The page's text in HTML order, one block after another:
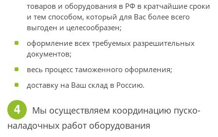
товаров и оборудования в РФ в кратчайшие сроки
и тем способом, который для Вас более всего
выгоден и целесообразен;
оформление всех требуемых разрешительных
документов;
весь процесс таможенного оформления;
доставку на Ваш склад в Россию.
4
Мы осуществляем координацию пуско-
наладочных работ оборудования